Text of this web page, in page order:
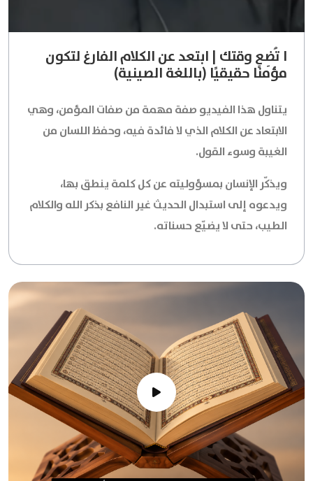
ا تُضِع وقتك | ابتعد عن الكلام الفارغ لتكون
مؤمنًا حقيقيًا (باللغة الصينية)
يتناول هذا الفيديو صفة مهمة من صفات المؤمن، وهي
الابتعاد عن الكلام الذي لا فائدة فيه، وحفظ اللسان من
الغيبة وسوء القول.
ويذكّر الإنسان بمسؤوليته عن كل كلمة ينطق بها،
ويدعوه إلى استبدال الحديث غير النافع بذكر الله والكلام
الطيب، حتى لا يضيّع حسناته.